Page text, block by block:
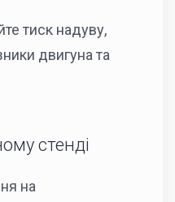
тиск надуву,
двигуна та
стенді
на